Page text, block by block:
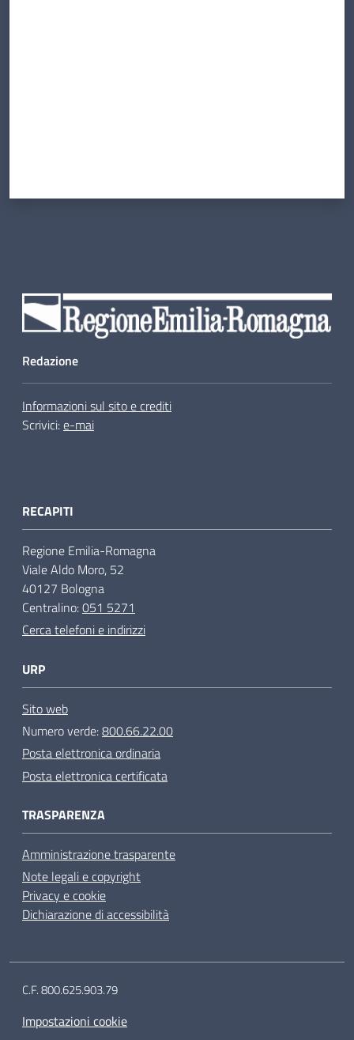
Redazione
Informazioni sul sito e crediti
Scrivici:e-mai
RECAPITI
Regione Emilia-Romagna
Viale Aldo Moro, 52
40127 Bologna
Centralino:051 5271
Cerca telefoni e indirizzi
URP
Sito web
Numero verde:800.66.22.00
Posta elettronica ordinaria
Posta elettronica certificata
TRASPARENZA
Amministrazione trasparente
Note legali e copyright
Privacy e cookie
Dichiarazione di accessibilità
C.F. 800.625.903.79
Impostazioni cookie